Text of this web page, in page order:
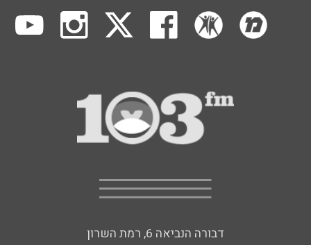
דבורה הנביאה 6, רמת השרון